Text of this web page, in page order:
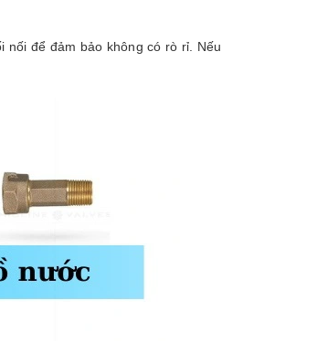
để đảm bảo không có rò rỉ. Nếu